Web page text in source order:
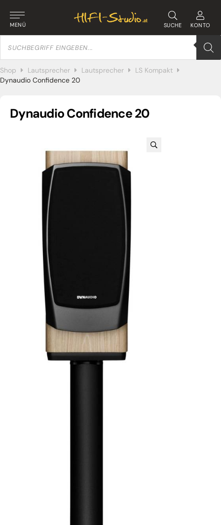
MENÜ SUCHE KONTO
Products
search
Shop Lautsprecher Lautsprecher
LS Kompakt
Dynaudio Confidence 20
Dynaudio Confidence 20